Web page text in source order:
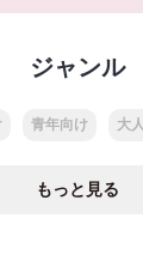
ジャンル
青年向け 大
もっと見る